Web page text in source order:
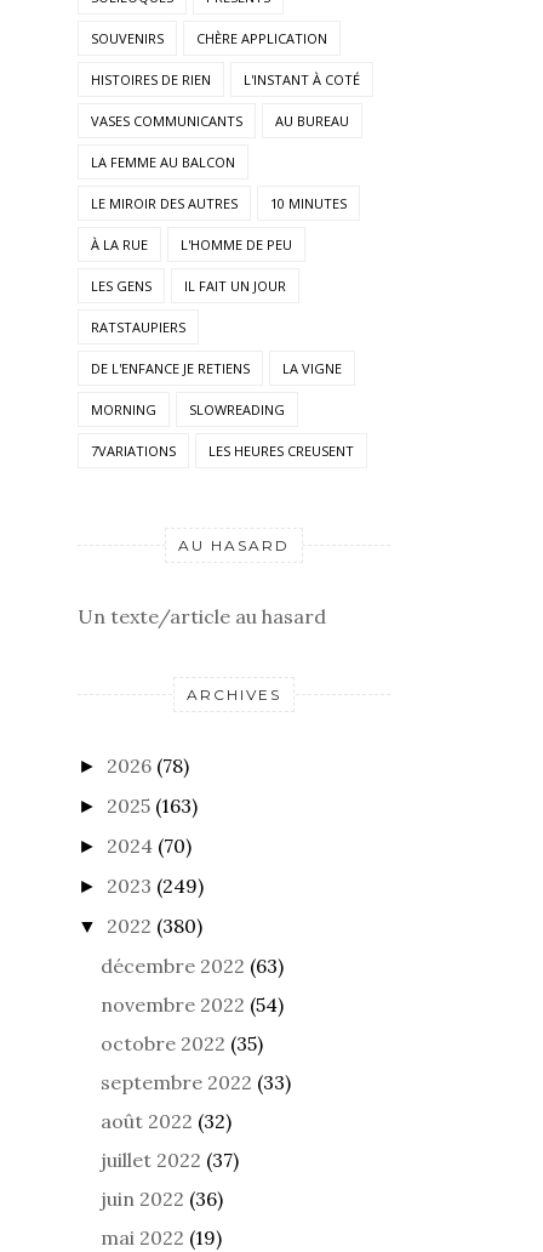
SOUVENIRS CHÈRE APPLICATION
HISTOIRES DE RIEN L'INSTANT À COTÉ
VASES COMMUNICANTS AU BUREAU
LA FEMME AU BALCON
LE MIROIR DES AUTRES 10 MINUTES
À LA RUE L'HOMME DE PEU
LES GENS IL FAIT UN JOUR
RATSTAUPIERS
DE L'ENFANCE JE RETIENS LA VIGNE
MORNING SLOWREADING
7VARIATIONS LES HEURES CREUSENT
AU HASARD
Un texte/article au hasard
ARCHIVES
► 2026 (78)
► 2025 (163)
► 2024 (70)
► 2023 (249)
▼ 2022 (380)
décembre 2022 (63)
novembre 2022 (54)
octobre 2022 (35)
septembre 2022 (33)
août 2022 (32)
juillet 2022 (37)
juin 2022 (36)
mai 2022 (19)